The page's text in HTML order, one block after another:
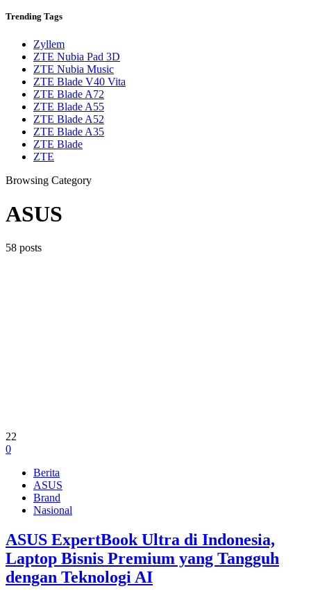
Trending Tags
Zyllem
ZTE Nubia Pad 3D
ZTE Nubia Music
ZTE Blade V40 Vita
ZTE Blade A72
ZTE Blade A55
ZTE Blade A52
ZTE Blade A35
ZTE Blade
ZTE
Browsing Category
ASUS
58 posts
22
0
Berita
ASUS
Brand
Nasional
ASUS ExpertBook Ultra di Indonesia,
Laptop Bisnis Premium yang Tangguh
dengan Teknologi AI